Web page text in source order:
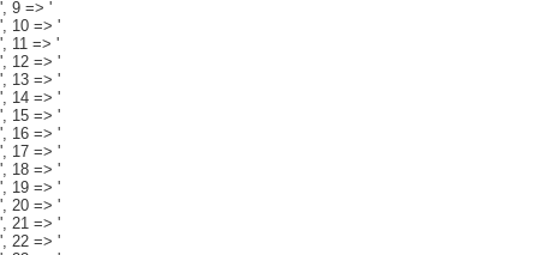
', 9 => '
', 10 => '
', 11 => '
', 12 => '
', 13 => '
', 14 => '
', 15 => '
', 16 => '
', 17 => '
', 18 => '
', 19 => '
', 20 => '
', 21 => '
', 22 => '